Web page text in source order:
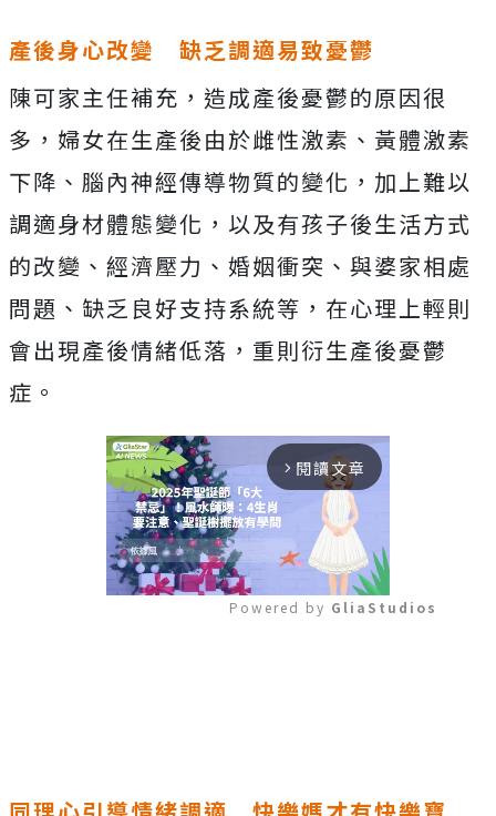
產後身心改變
缺乏調適易致憂鬱
陳可家主任補充，造成產後憂鬱的原因很
多，婦女在生產後由於雌性激素、黃體激素
下降、腦內神經傳導物質的變化，加上難以
調適身材體態變化，以及有孩子後生活方式
的改變、經濟壓力、婚姻衝突、與婆家相處
問題、缺乏良好支持系統等，在心理上輕則
會出現產後情緒低落，重則衍生產後憂鬱
症。
arrow_forward_ios 閱讀文章
Powered by GliaStudios